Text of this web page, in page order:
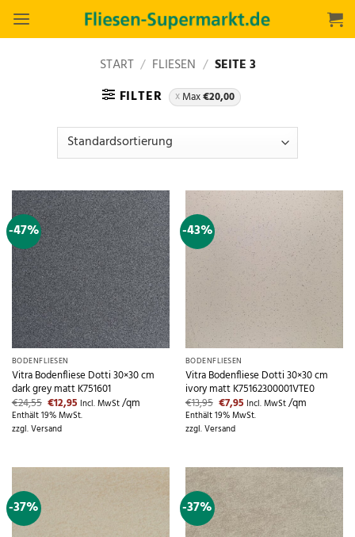
Zum
Inhalt
START / FLIESEN / SEITE 3
FILTER
Max€20,00
-47%
BODENFLIESEN
Vitra Bodenfliese Dotti 30×30 cm
dark grey matt K751601
€24,55 Ursprünglicher
Preis
war:
€24,55
€12,95Aktueller
Preis
ist:
Incl. MwSt/qm
Enthält 19% MwSt.
zzgl.Versand
-43%
BODENFLIESEN
Vitra Bodenfliese Dotti 30×30 cm
ivory matt K75162300001VTE0
€13,95 Ursprünglicher
Preis
war:
€13,95
€7,95Aktueller
Preis
ist:
Incl. MwSt/qm
Enthält 19% MwSt.
zzgl.Versand
-37% -37%